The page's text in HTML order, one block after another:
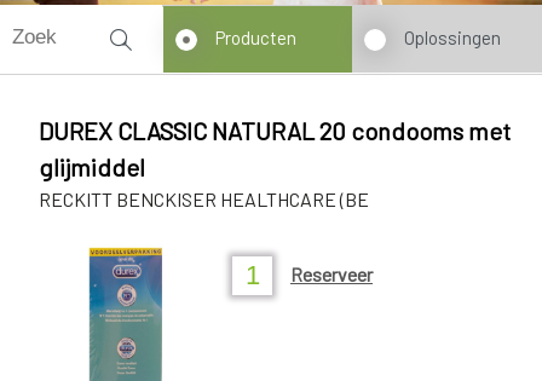
Producten Oplossingen
DUREX CLASSIC NATURAL 20 condooms met
glijmiddel
RECKITT BENCKISER HEALTHCARE (BE
Reserveer